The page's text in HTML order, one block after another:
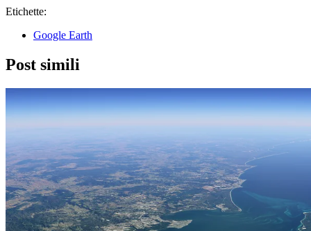
Etichette:
Google Earth
Post simili